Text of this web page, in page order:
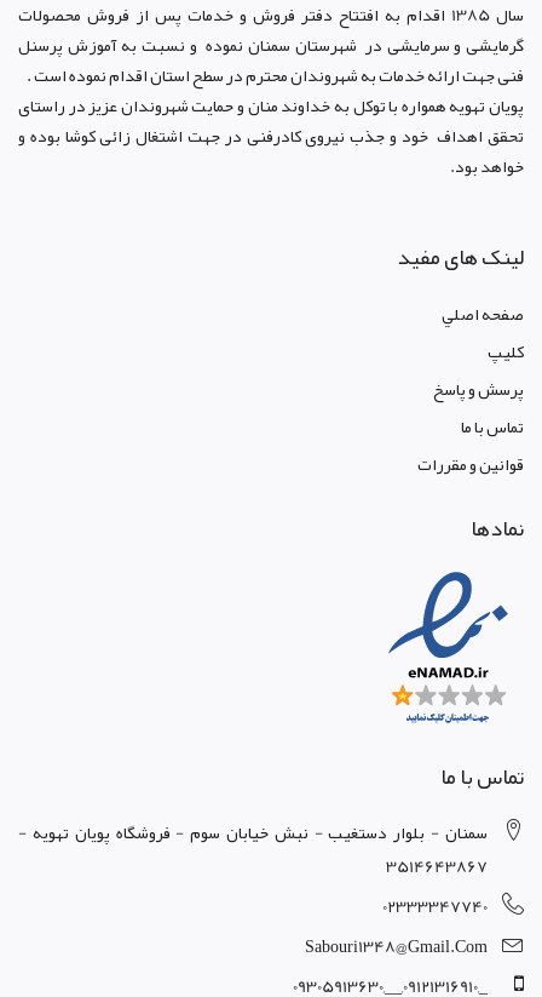
سال 1385 اقدام به افتتاح دفتر فروش و خدمات پس از فروش محصولات
گرمایشی و سرمایشی در شهرستان سمنان نموده و نسبت به آموزش پرسنل
فنی جهت ارائه خدمات به شهروندان محترم در سطح استان اقدام نموده است .
پویان تهویه همواره با توکل به خداوند منان و حمایت شهروندان عزیز در راستای
تحقق اهداف خود و جذب نیروی کادرفنی در جهت اشتغال زائی کوشا بوده و
خواهد بود.
لینک های مفید
صفحه اصلي
کليپ
پرسش و پاسخ
تماس با ما
قوانين و مقررات
نمادها
تماس با ما
سمنان - بلوار دستغيب - نبش خيابان سوم - فروشگاه پويان تهويه -
3514643867
02333347740
Sabouri1348@gmail.com
_,09121316910,__,09305913630